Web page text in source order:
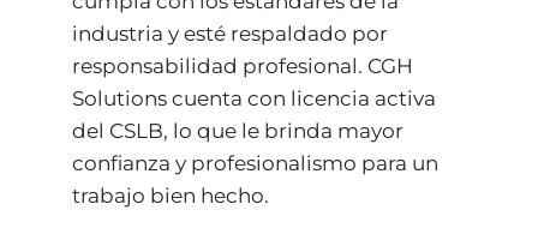
industria y esté respaldado por
responsabilidad profesional. CGH
Solutions cuenta con licencia activa
del CSLB, lo que le brinda mayor
confianza y profesionalismo para un
trabajo bien hecho.